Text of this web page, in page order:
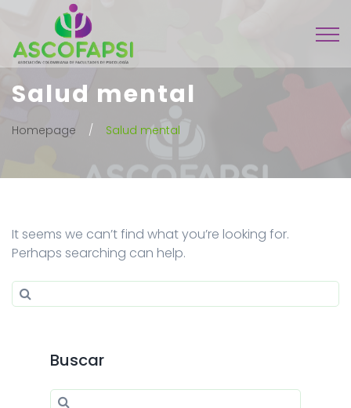
Salud mental
Homepage Salud mental
It seems we can’t find what you’re looking for.
Perhaps searching can help.
Search for:
Buscar
Search for: